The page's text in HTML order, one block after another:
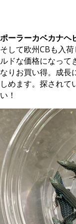
ポーラーカベカナ
そして欧州CBも入
ルドな価格になって
なりお買い得。成長
しめます。探されて
い！